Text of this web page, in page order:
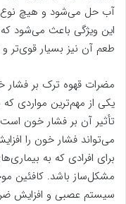
آب حل می‌شود و هیچ نوع
این ویژگی باعث می‌شود
طعم آن نیز بسیار قوی‌تر و
مضرات قهوه ترک بر فشار
یکی از مهم‌ترین مواردی
تأثیر آن بر فشار خون
می‌تواند فشار خون را
برای افرادی که به
مشکل‌ساز باشد. کافئین
سیستم عصبی و افزایش